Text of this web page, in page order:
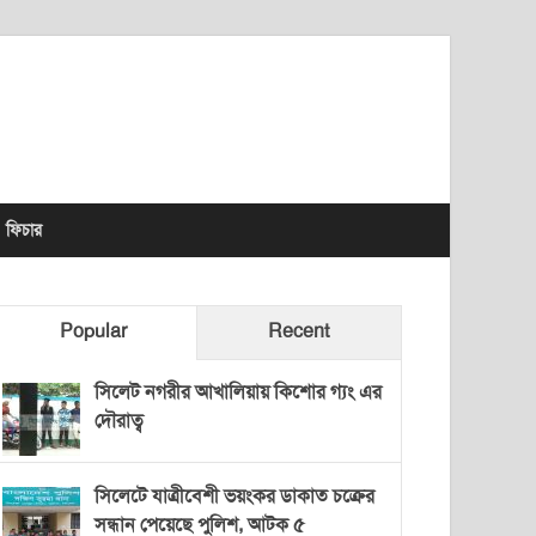
ফিচার
Popular Recent
সিলেট নগরীর আখালিয়ায় কিশোর গ্যং এর
দৌরাত্ব
সিলেটে যাত্রীবেশী ভয়ংকর ডাকাত চক্রের
সন্ধান পেয়েছে পুলিশ, আটক ৫